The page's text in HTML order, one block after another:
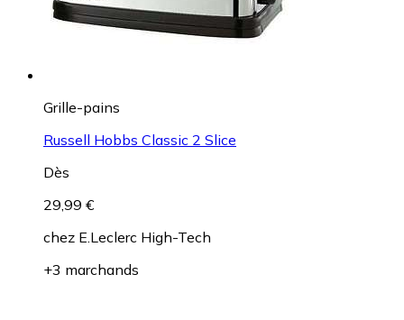
Grille-pains
Russell Hobbs Classic 2 Slice
Dès
29,99 €
chez E.Leclerc High-Tech
+3 marchands